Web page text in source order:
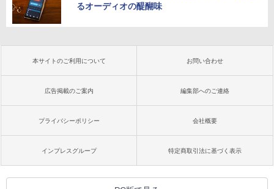
るオーディオの醍醐味
本サイトのご利用について お問い合わせ
広告掲載のご案内 編集部へのご連絡
プライバシーポリシー 会社概要
インプレスグループ 特定商取引法に基づく表示